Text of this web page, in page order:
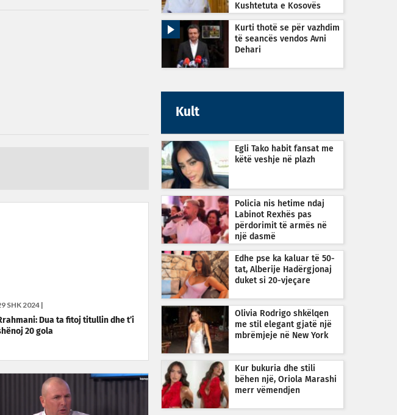
SHK 2024 |
Dua ta fitoj titullin dhe t’i
20 gola
Kushtetuta e Kosovës
Kurti thotë se për vazhdim
të seancës vendos Avni
Dehari
Kult
Egli Tako habit fansat me
këtë veshje në plazh
Policia nis hetime ndaj
Labinot Rexhës pas
përdorimit të armës në
një dasmë
Edhe pse ka kaluar të 50-
tat, Alberije Hadërgjonaj
duket si 20-vjeçare
Olivia Rodrigo shkëlqen
me stil elegant gjatë një
mbrëmjeje në New York
Kur bukuria dhe stili
bëhen një, Oriola Marashi
merr vëmendjen